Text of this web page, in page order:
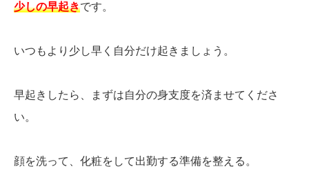
少しの早起きです。
いつもより少し早く自分だけ起きましょう。
早起きしたら、まずは自分の身支度を済ませてくださ
い。
顔を洗って、化粧をして出勤する準備を整える。